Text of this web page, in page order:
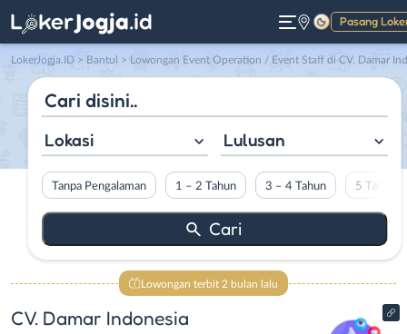
Pasang
Gelap
LokerJogja.ID > Bantul > Lowongan Event Operation / Event Staff di CV. Damar Indonesia
Lokasi Lulusan
Tanpa Pengalaman 1 – 2 Tahun 3 – 4 Tahun 5 Tahun
Lowongan terbit 2 bulan lalu
CV. Damar Indonesia